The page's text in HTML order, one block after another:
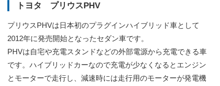
トヨタ プリウスPHV
プリウスPHVは日本初のプラグインハイブリッド車として
2012年に発売開始となったセダン車です。
PHVは自宅や充電スタンドなどの外部電源から充電できる車
です。ハイブリッドカーなので充電が少なくなるとエンジン
とモーターで走行し、減速時には走行用のモーターが発電機